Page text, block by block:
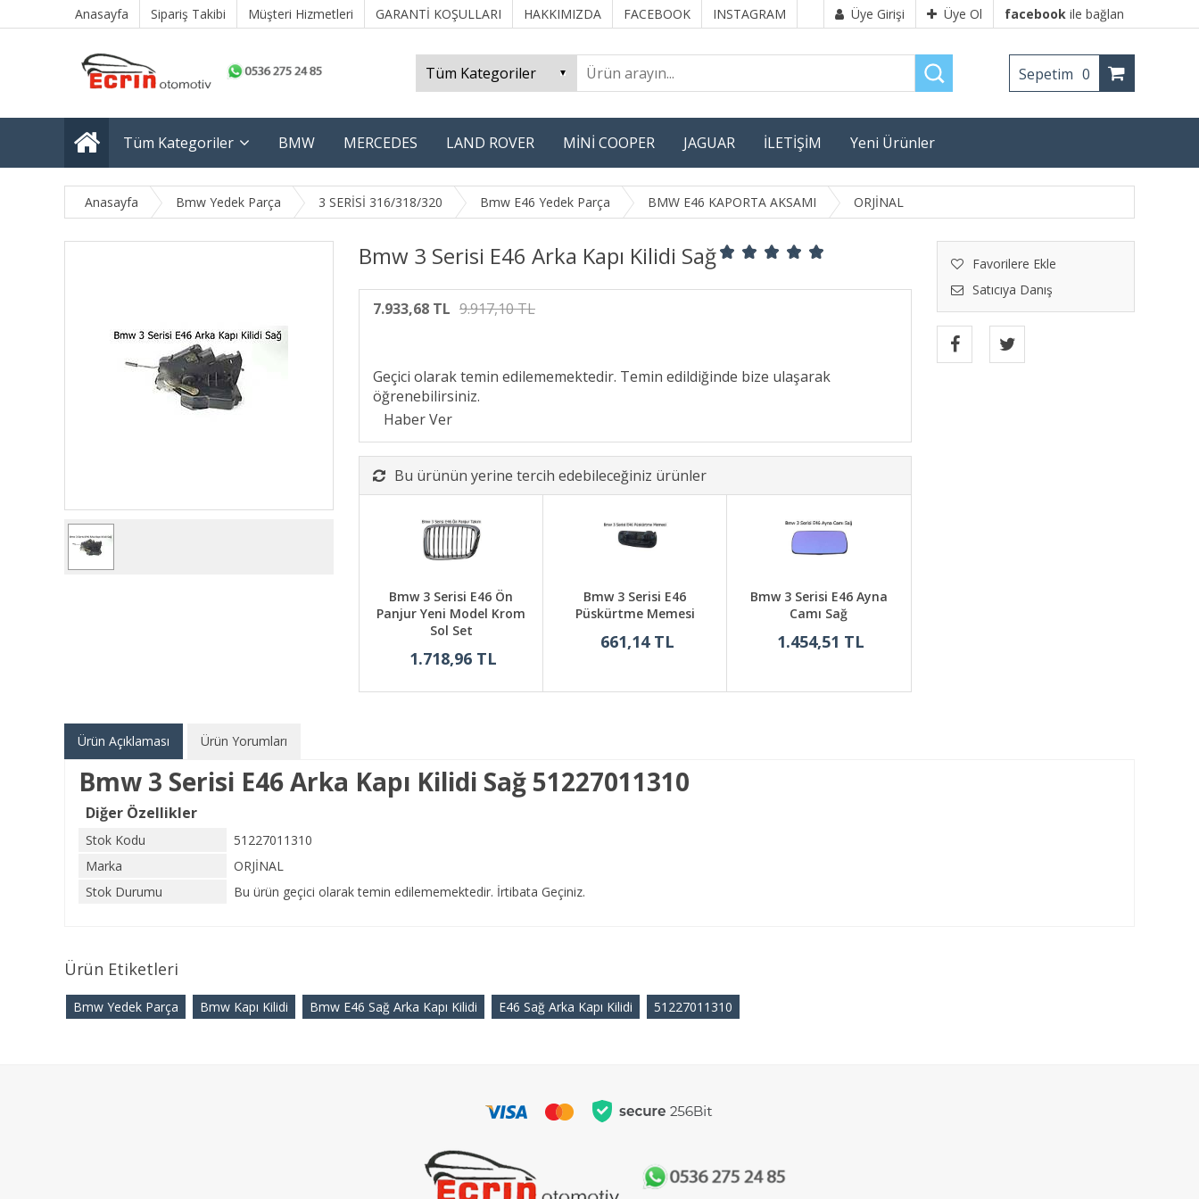
Anasayfa Sipariş Takibi Müşteri Hizmetleri GARANTİ KOŞULLARI HAKKIMIZDA FACEBOOK INSTAGRAM Üye Girişi Üye Ol facebook ile bağlan
Sepetim 0
Tüm Kategoriler BMW MERCEDES LAND ROVER MİNİ COOPER JAGUAR İLETİŞİM Yeni Ürünler
Anasayfa Bmw Yedek Parça 3 SERİSİ 316/318/320 Bmw E46 Yedek Parça BMW E46 KAPORTA AKSAMI ORJİNAL
Bmw 3 Serisi E46 Arka Kapı Kilidi Sağ
Favorilere Ekle
Satıcıya Danış
7.933,68 TL 9.917,10 TL
Geçici olarak temin edilememektedir. Temin edildiğinde bize ulaşarak
öğrenebilirsiniz.
Bu ürünün yerine tercih edebileceğiniz ürünler
Bmw 3 Serisi E46 Ön
Panjur Yeni Model Krom
Sol Set
1.718,96 TL
Bmw 3 Serisi E46
Püskürtme Memesi
661,14 TL
Bmw 3 Serisi E46 Ayna
Camı Sağ
1.454,51 TL
Ürün Açıklaması Ürün Yorumları
Bmw 3 Serisi E46 Arka Kapı Kilidi Sağ 51227011310
Diğer Özellikler
Stok Kodu
51227011310
Marka
ORJİNAL
Stok Durumu
Bu ürün geçici olarak temin edilememektedir. İrtibata Geçiniz.
Ürün Etiketleri
Bmw Yedek Parça Bmw Kapı Kilidi Bmw E46 Sağ Arka Kapı Kilidi E46 Sağ Arka Kapı Kilidi 51227011310